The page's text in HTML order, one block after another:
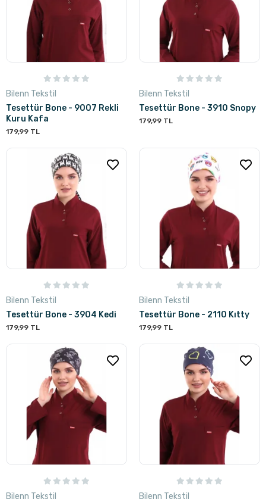
Bilenn Tekstil
Tesettür Bone - 9007 Rekli
Kuru Kafa
179,99 TL
Bilenn Tekstil
Tesettür Bone - 3910 Snopy
179,99 TL
Bilenn Tekstil
Tesettür Bone - 3904 Kedi
179,99 TL
Bilenn Tekstil
Tesettür Bone - 2110 Kıtty
179,99 TL
Bilenn Tekstil
Bilenn Tekstil